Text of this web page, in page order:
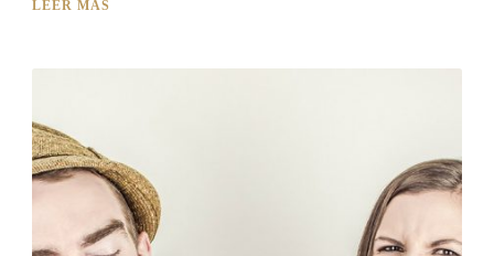
LEER MÁS